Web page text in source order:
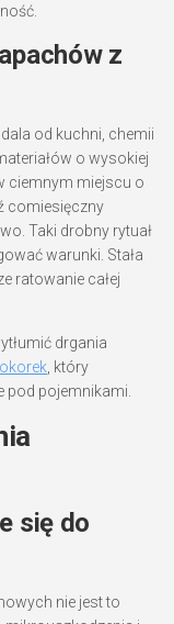
z
od kuchni, chemii
o wysokiej
ciemnym miejscu o
comiesięczny
Taki drobny rytuał
warunki. Stała
ratowanie całej
drgania
, który
pod pojemnikami.
się do
nie jest to